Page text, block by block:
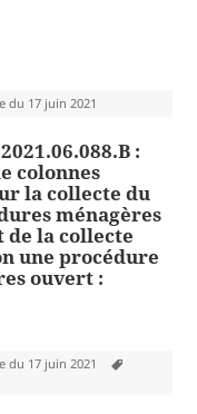
du 17 juin 2021
:
colonnes
la collecte du
ménagères
de la collecte
une procédure
ouvert :
du 17 juin 2021